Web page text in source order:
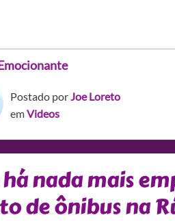
Postado porJoe Loreto
emVideos
há nada mais
de ônibus na